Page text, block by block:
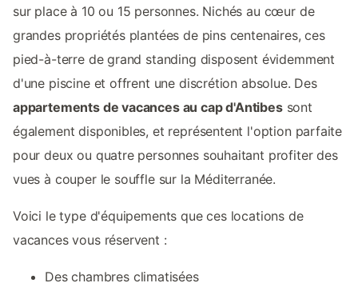
sur place à 10 ou 15 personnes. Nichés au cœur de
grandes propriétés plantées de pins centenaires, ces
pied-à-terre de grand standing disposent évidemment
d'une piscine et offrent une discrétion absolue. Des
appartements de vacances au cap d'Antibessont
également disponibles, et représentent l'option parfaite
pour deux ou quatre personnes souhaitant profiter des
vues à couper le souffle sur la Méditerranée.
Voici le type d'équipements que ces locations de
vacances vous réservent :
Des chambres climatisées